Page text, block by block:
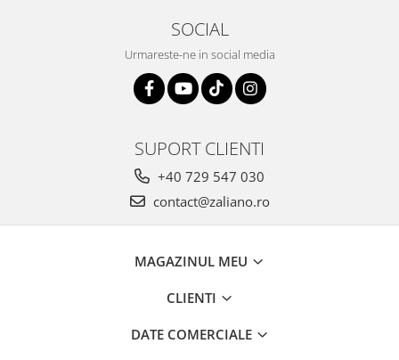
SOCIAL
Urmareste-ne in social media
SUPORT CLIENTI
+40 729 547 030
contact@zaliano.ro
MAGAZINUL MEU
CLIENTI
DATE COMERCIALE